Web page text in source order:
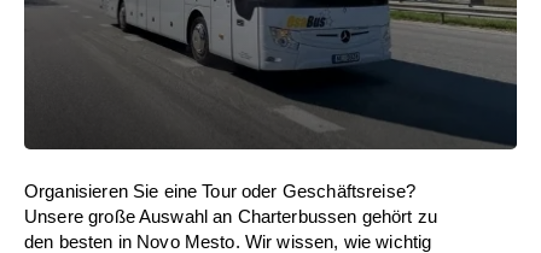
Organisieren Sie eine Tour oder Geschäftsreise?
Unsere große Auswahl an Charterbussen gehört zu
den besten in Novo Mesto. Wir wissen, wie wichtig